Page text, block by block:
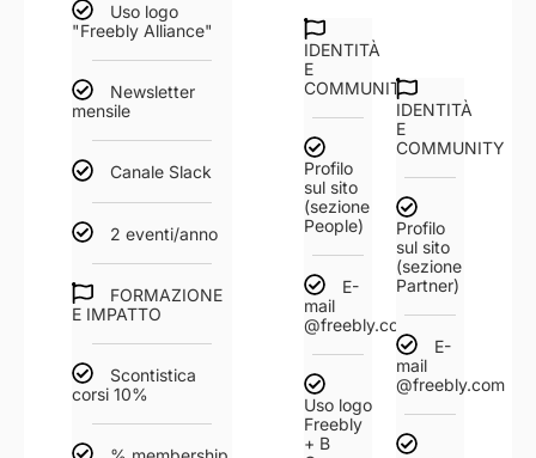
Uso logo
"Freebly Alliance"
Newsletter
mensile
Canale Slack
2 eventi/anno
FORMAZIONE
E IMPATTO
Scontistica
corsi 10%
IDENTITÀ
E
COMMUNITY
Profilo
sul sito
(sezione
People)
E-
mail
@freebly.com
Uso logo
Freebly
+ B
IDENTITÀ
E
COMMUNITY
Profilo
sul sito
(sezione
Partner)
E-
mail
@freebly.com